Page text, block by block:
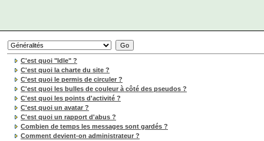
C'est quoi "Idle" ?
C'est quoi la charte du site ?
C'est quoi le permis de circuler ?
C'est quoi les bulles de couleur à côté des pseudos ?
C'est quoi les points d'activité ?
C'est quoi un avatar ?
C'est quoi un rapport d'abus ?
Combien de temps les messages sont gardés ?
Comment devient-on administrateur ?